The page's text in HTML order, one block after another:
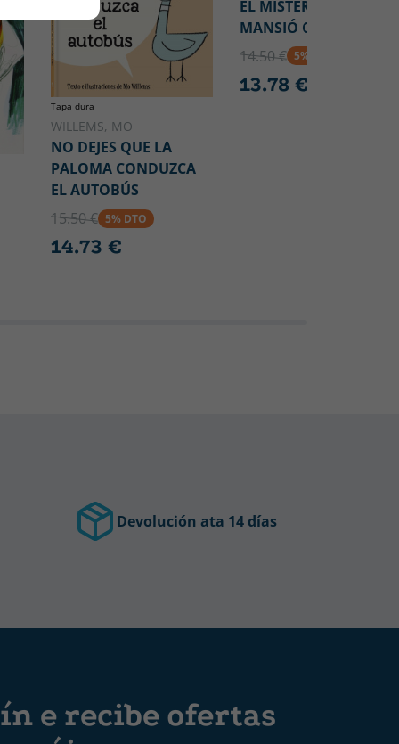
Tapa dura
WILLEMS, MO
NO DEJES QUE LA
PALOMA CONDUZCA
EL AUTOBÚS
15.50 € 5% DTO
14.73 €
EL MISTERI DE LA
MANSIÓ CREMADA
14.50 € 5% DTO
13.78 €
Devolución ata 14 días
e recibe ofertas